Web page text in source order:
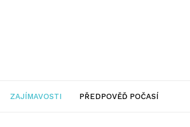
ZAJÍMAVOSTI PŘEDPOVĚĎ POČASÍ